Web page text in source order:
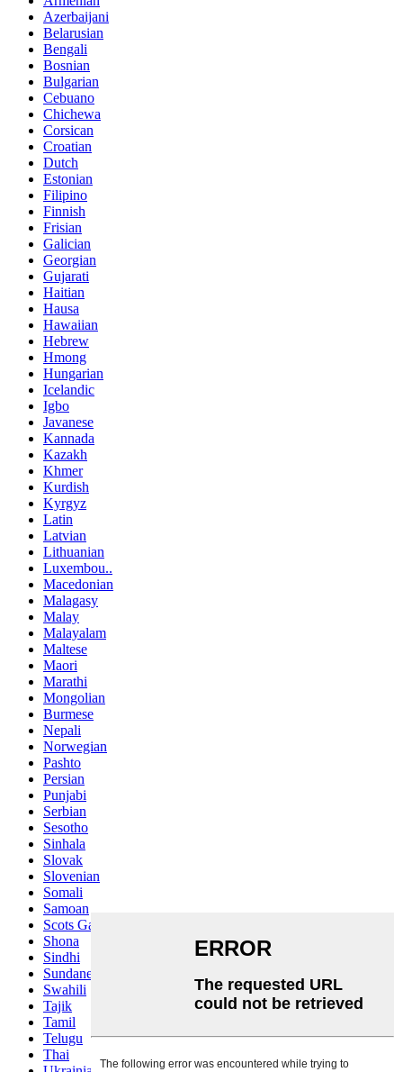
Azerbaijani
Belarusian
Bengali
Bosnian
Bulgarian
Cebuano
Chichewa
Corsican
Croatian
Dutch
Estonian
Filipino
Finnish
Frisian
Galician
Georgian
Gujarati
Haitian
Hausa
Hawaiian
Hebrew
Hmong
Hungarian
Icelandic
Igbo
Javanese
Kannada
Kazakh
Khmer
Kurdish
Kyrgyz
Latin
Latvian
Lithuanian
Luxembou..
Macedonian
Malagasy
Malay
Malayalam
Maltese
Maori
Marathi
Mongolian
Burmese
Nepali
Norwegian
Pashto
Persian
Punjabi
Serbian
Sesotho
Sinhala
Slovak
Slovenian
Somali
Samoan
Scots Gaelic
Shona
Sindhi
Sundanese
Swahili
Tajik
Tamil
Telugu
Thai